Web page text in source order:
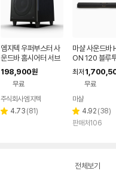
엠지텍 우퍼부스터 사
운드바 홈시어터 서브
우퍼 스피커 Q9900 /
Q9900Pro 300W
198,900원
무료
주식회사 엠지텍
별 4.73 리
(81)
마샬 사운드바
ON 120 블루
최저
무료
마샬
별
점
4.92 리
뷰
(38)
판매처106
전체보기